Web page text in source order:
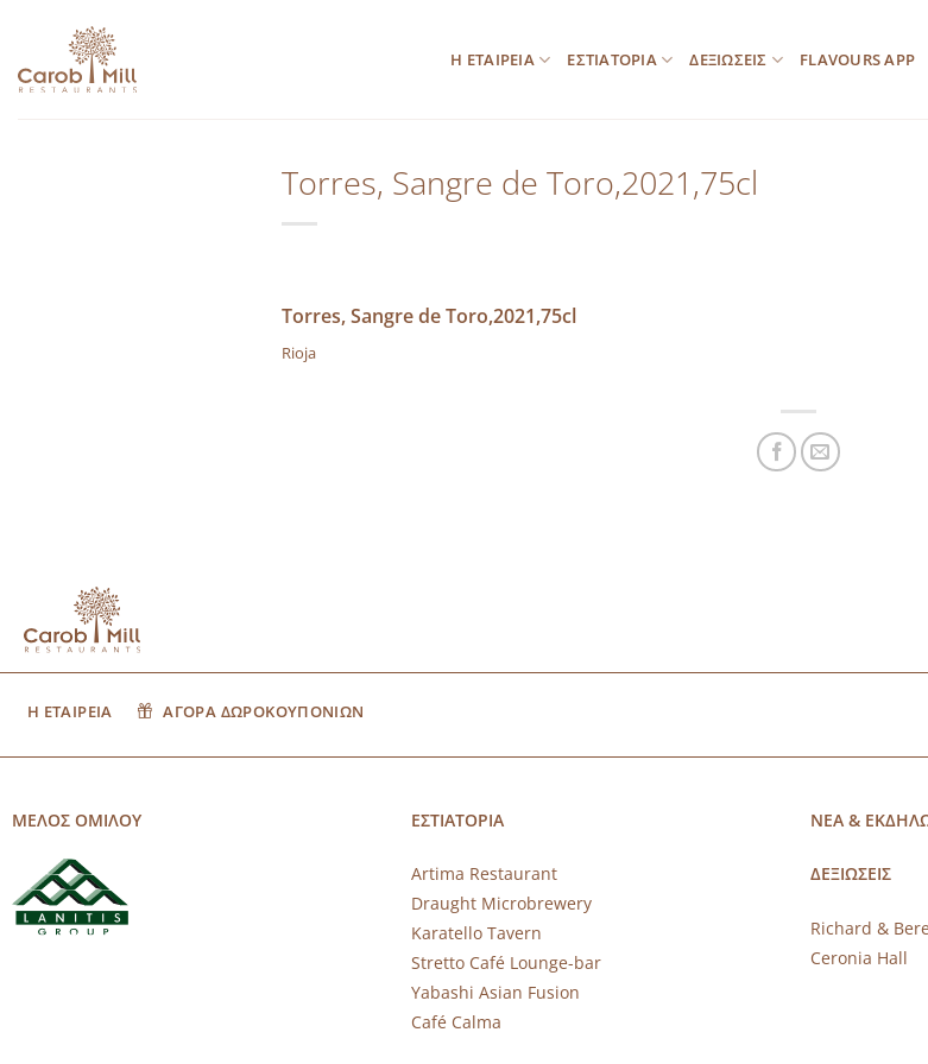
περιεχόμενο
Η ΕΤΑΙΡΕΙΑ ΕΣΤΙΑΤΟΡΙΑ ΔΕΞΙΩΣΕΙΣ FLAVOURS APP
Torres, Sangre de Toro,2021,75cl
Torres, Sangre de Toro,2021,75cl
Rioja
Η ΕΤΑΙΡΕΙΑ ΑΓΟΡΑ ΔΩΡΟΚΟΥΠΟΝΙΩΝ
ΜΕΛΟΣ ΟΜΙΛΟΥ ΕΣΤΙΑΤΟΡΙΑ
Artima Restaurant
Draught Microbrewery
Karatello Tavern
Stretto Café Lounge-bar
Yabashi Asian Fusion
Café Calma
ΝΕΑ &
ΔΕΞΙΩΣΕΙΣ
Richard &
Ceronia Hall